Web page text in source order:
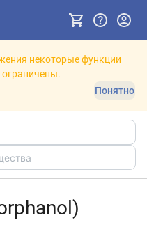
некоторые функции
Понятно